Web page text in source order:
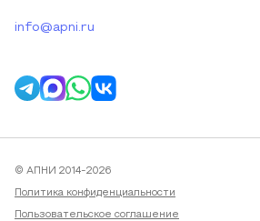
info@apni.ru
© АПНИ 2014-2026
Политика конфиденциальности
Пользовательское соглашение